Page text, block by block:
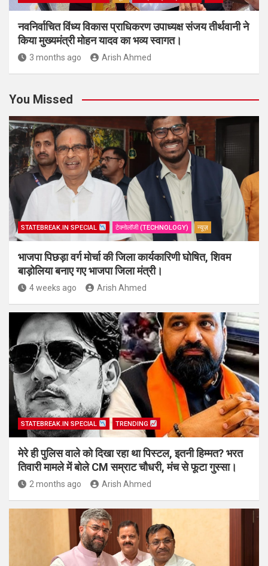
नवनिर्वाचित विंध्य विकास प्राधिकरण उपाध्यक्ष संजय तीर्थवानी ने
किया मुख्यमंत्री मोहन यादव का भव्य स्वागत।
3 months ago Arish Ahmed
You Missed
STATEBREAK.IN SPECIAL टेक्नोलॉजी (TECHNOLOGY) न्यूज़
भाजपा पिछड़ा वर्ग मोर्चा की जिला कार्यकारिणी घोषित, शिवम
बाड़ोलिया बनाए गए भाजपा जिला मंत्री।
4 weeks ago Arish Ahmed
STATEBREAK.IN SPECIAL TRENDING
मेरे ही पुलिस वाले को दिखा रहा था पिस्टल, इतनी हिम्मत? भरत
तिवारी मामले में बोले CM सम्राट चौधरी, मंच से फूटा गुस्सा।
2 months ago Arish Ahmed